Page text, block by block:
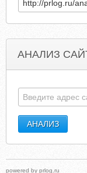
АНАЛИЗ
powered by prlog.ru